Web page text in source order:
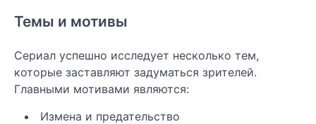
Темы и мотивы
Сериал успешно исследует несколько тем,
которые заставляют задуматься зрителей.
Главными мотивами являются:
Измена и предательство